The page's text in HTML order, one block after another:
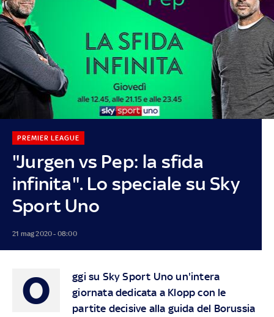
"Jurgen vs Pep: la sfida
infinita". Lo speciale su Sky
Sport Uno
PREMIER LEAGUE
21 mag 2020 - 08:00
O
ggi su Sky Sport Uno un'intera
giornata dedicata a Klopp con le
partite decisive alla guida del Borussia